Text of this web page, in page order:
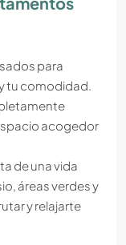
para
tu comodidad.
acogedor
de una vida
áreas verdes y
y relajarte